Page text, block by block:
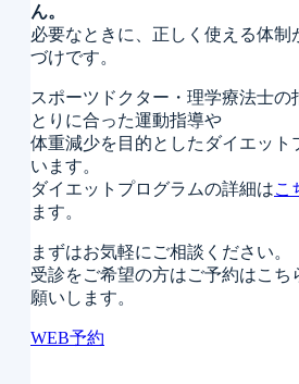
ん。
必要なときに、正しく使える体制
づけです。
スポーツドクター・理学療法士の
とりに合った運動指導や
体重減少を目的としたダイエット
います。
ダイエットプログラムの詳細はこ
ます。
まずはお気軽にご相談ください。
受診をご希望の方はご予約はこち
願いします。
WEB予約